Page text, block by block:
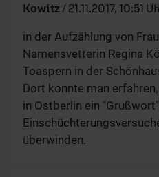
Kowitz / 21.11.2017, 10:51
in der Aufzählung von
Namensvetterin Regina
Toaspern in der
Dort konnte man
in Ostberlin ein
überwinden.